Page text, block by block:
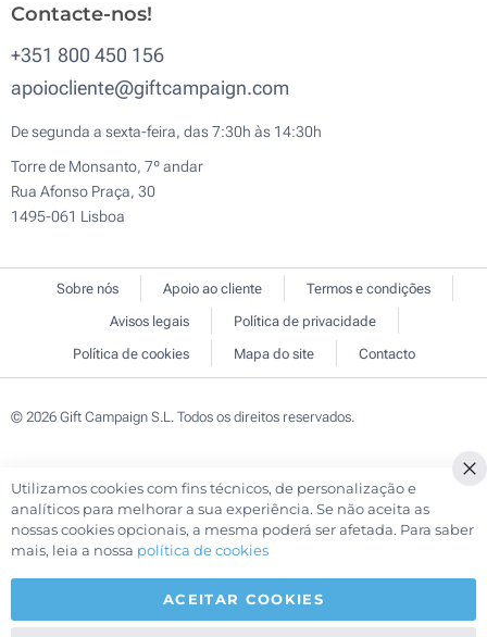
Contacte-nos!
+351 800 450 156
apoiocliente@giftcampaign.com
De segunda a sexta-feira, das 7:30h às 14:30h
Torre de Monsanto, 7º andar
Rua Afonso Praça, 30
1495-061 Lisboa
Sobre nós Apoio ao cliente
Termos e condições
Avisos legais
Política de privacidade
Política de cookies
Mapa do site Contacto
© 2026 Gift Campaign S.L. Todos os direitos reservados.
Utilizamos cookies com fins técnicos, de personalização e
analíticos para melhorar a sua experiência. Se não aceita as
nossas cookies opcionais, a mesma poderá ser afetada. Para saber
mais, leia a nossa política de cookies
ACEITAR COOKIES